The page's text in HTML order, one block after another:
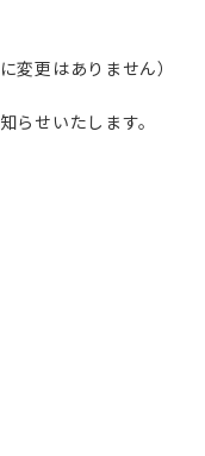
更はありません）
らせいたします。